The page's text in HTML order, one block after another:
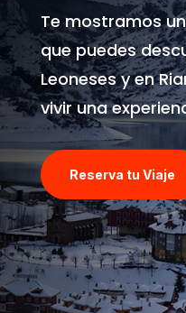
Te mostramos
que puedes
Leoneses y en
vivir una
Reserva tu Viaje